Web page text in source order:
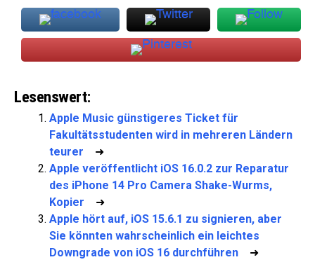
Lesenswert:
Apple Music günstigeres Ticket für
Fakultätsstudenten wird in mehreren Ländern
teurer ➜
Apple veröffentlicht iOS 16.0.2 zur Reparatur
des iPhone 14 Pro Camera Shake-Wurms,
Kopier ➜
Apple hört auf, iOS 15.6.1 zu signieren, aber
Sie könnten wahrscheinlich ein leichtes
Downgrade von iOS 16 durchführen ➜